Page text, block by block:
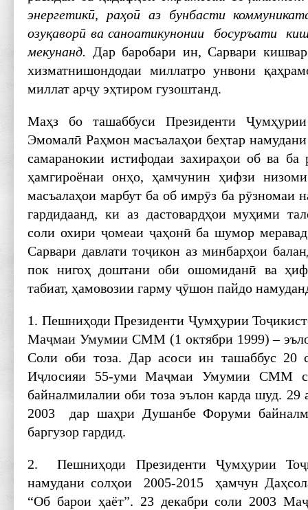
энергетикӣ, раҳоӣаз бунбасти
озуқаворӣ ва саноатикунонии босуръати
мекунанд. Дар баробари ин, Сарвари
хизматнишондодаи миллатро унвони
миллат арҷу эҳтиром гузоштанд.
Маҳз бо ташаббуси Президенти
Эмомалӣ Раҳмон масъалаҳои беҳтар
самаранокии истифодаи захираҳои об ва
ҳамгироёнаи онҳо, ҳамчунин ҳифзи
масъалаҳои марбут ба об имрӯз ба рӯзномаи
гардидаанд, ки аз дастовардҳои муҳими
соли охири ҷомеаи ҷаҳонӣ ба шумор
Сарвари давлати тоҷикон аз минбарҳои
пок нигоҳ доштани оби ошомиданӣ ва
табиат, ҳамовозии гарму ҷӯшон пайдо
1. Пешниҳоди Президенти Ҷумҳурии
Маҷмаи Умумии СММ (1 октябри 1999) –
Соли оби тоза. Дар асоси ин ташаббус 20
Иҷлосияи 55-уми Маҷмаи Умумии СММ
байналмилалии оби тоза эълон карда шуд. 29
2003 дар шаҳри Душанбе Форуми
баргузор гардид.
2. Пешниҳоди Президенти Ҷумҳурии
намудани солҳои 2005-2015 ҳамчун
“Об барои ҳаёт”. 23 декабри соли 2003